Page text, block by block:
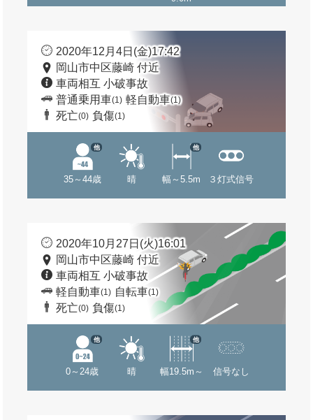
2020年12月4日(金)17:42
岡山市中区藤崎 付近
車両相互 小破事故
普通乗用車(1) 軽自動車(1)
死亡(0) 負傷(1)
35～44歳
他
晴 幅～5.5m
他
３灯式信号
2020年10月27日(火)16:01
岡山市中区藤崎 付近
車両相互 小破事故
軽自動車(1) 自転車(1)
死亡(0) 負傷(1)
0～24歳
他
晴 幅19.5m～
他
信号なし